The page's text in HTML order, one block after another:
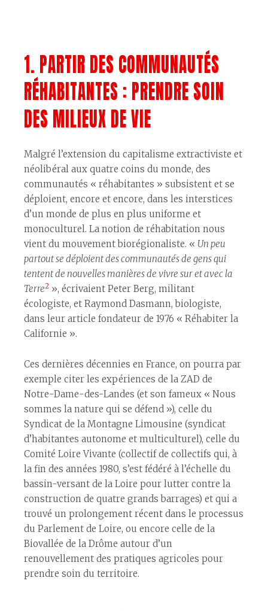
1. PARTIR DES COMMUNAUTÉS
RÉHABITANTES : PRENDRE SOIN
DES MILIEUX DE VIE
Malgré l’extension du capitalisme extractiviste et
néolibéral aux quatre coins du monde, des
communautés « réhabitantes » subsistent et se
déploient, encore et encore, dans les interstices
d’un monde de plus en plus uniforme et
monoculturel. La notion de réhabitation nous
vient du mouvement biorégionaliste. « Un peu
partout se déploient des communautés de gens qui
tentent de nouvelles manières de vivre sur et avec la
Terre2 », écrivaient Peter Berg, militant
écologiste, et Raymond Dasmann, biologiste,
dans leur article fondateur de 1976 « Réhabiter la
Californie ».
Ces dernières décennies en France, on pourra par
exemple citer les expériences de la ZAD de
Notre-Dame-des-Landes (et son fameux « Nous
sommes la nature qui se défend »), celle du
Syndicat de la Montagne Limousine (syndicat
d’habitant·es autonome et multiculturel), celle du
Comité Loire Vivante (collectif de collectifs qui, à
la fin des années 1980, s’est fédéré à l’échelle du
bassin-versant de la Loire pour lutter contre la
construction de quatre grands barrages) et qui a
trouvé un prolongement récent dans le processus
du Parlement de Loire, ou encore celle de la
Biovallée de la Drôme autour d’un
renouvellement des pratiques agricoles pour
prendre soin du territoire.